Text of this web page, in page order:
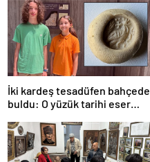
İki kardeş tesadüfen bahçede
buldu: O yüzük tarihi eser